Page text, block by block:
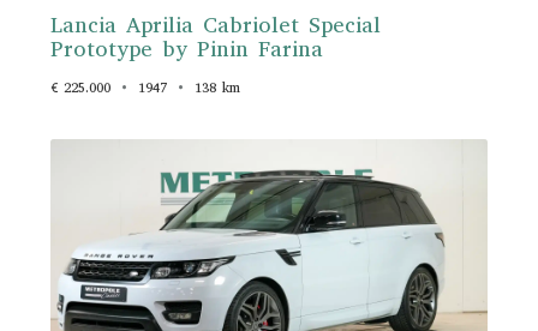
Lancia Aprilia Cabriolet Special
Prototype by Pinin Farina
€ 225.000 1947 138 km